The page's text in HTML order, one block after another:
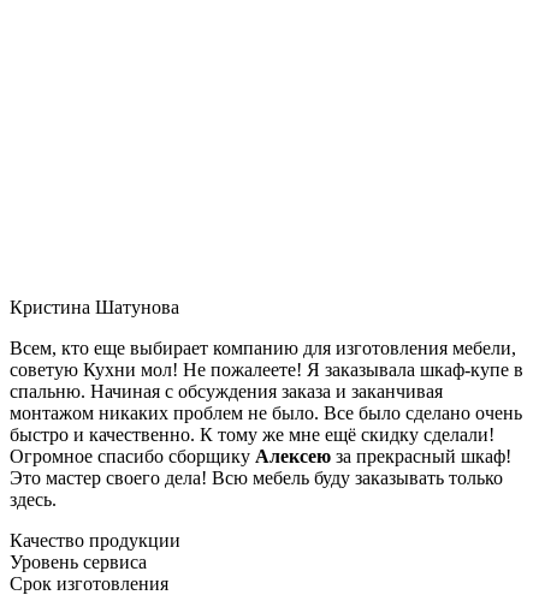
Кристина Шатунова
Всем, кто еще выбирает компанию для изготовления мебели,
советую Кухни мол! Не пожалеете! Я заказывала шкаф-купе в
спальню. Начиная с обсуждения заказа и заканчивая
монтажом никаких проблем не было. Все было сделано очень
быстро и качественно. К тому же мне ещё скидку сделали!
Огромное спасибо сборщику Алексею за прекрасный шкаф!
Это мастер своего дела! Всю мебель буду заказывать только
здесь.
Качество продукции
Уровень сервиса
Срок изготовления